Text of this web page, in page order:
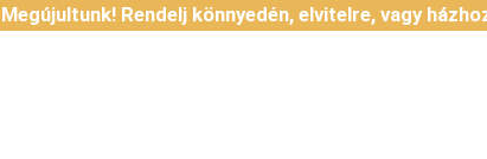
Megújultunk! Rendelj könnyedén, elvitelre, vagy